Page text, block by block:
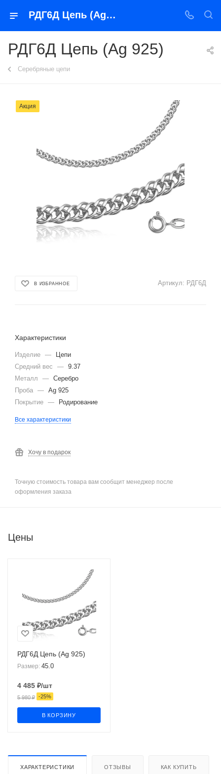
РДГ6Д Цепь (Ag 925)
РДГ6Д Цепь (Ag 925)
Серебряные цепи
Акция
В ИЗБРАННОЕ Артикул: РДГ6Д
Характеристики
Изделие —
Цепи
Средний вес
— 9.37
Металл
— Серебро
Проба — Ag 925
Покрытие — Родирование
Все характеристики
Хочу в подарок
Точную стоимость товара вам сообщит менеджер после
оформления заказа
Цены
РДГ6Д Цепь (Ag 925)
Размер: 45.0
4 485 ₽/шт
5 980₽ -25%
В КОРЗИНУ
ХАРАКТЕРИСТИКИ ОТЗЫВЫ КАК КУПИТЬ